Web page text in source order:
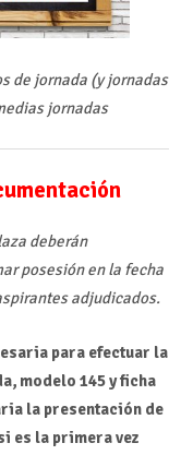
de jornada (y jornadas
jornadas
deberán
posesión en la fecha
adjudicados.
para efectuar la
modelo 145 y ficha
la presentación de
es la primera vez